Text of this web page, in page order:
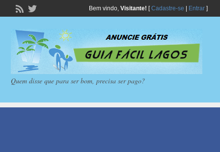
Bem vindo, Visitante! [Cadastre-se Entrar]
Quem disse que para ser bom, precisa ser pago?